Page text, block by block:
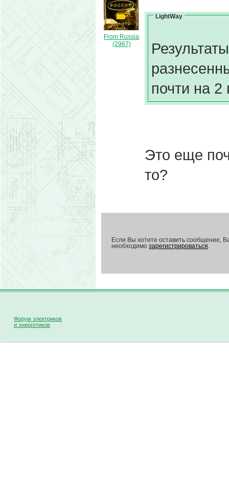
From Russia
(2967)
LightWay
почти на 2
Это еще
то?
Если Вы хотите оставить сообщение,
необходимо зарегистрироваться.
Форум электриков
и энергетиков